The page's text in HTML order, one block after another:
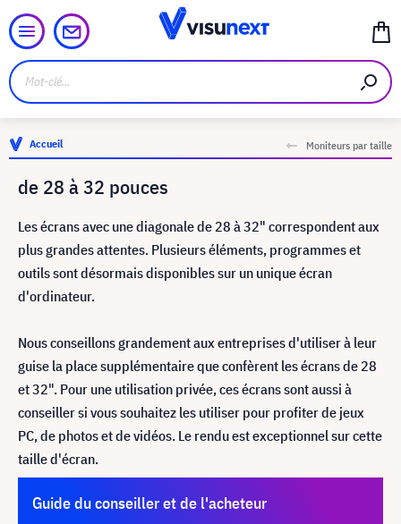
Accueil Moniteurs par taille
de 28 à 32 pouces
Les écrans avec une diagonale de 28 à 32" correspondent aux
plus grandes attentes. Plusieurs éléments, programmes et
outils sont désormais disponibles sur un unique écran
d'ordinateur.
Nous conseillons grandement aux entreprises d'utiliser à leur
guise la place supplémentaire que confèrent les écrans de 28
et 32". Pour une utilisation privée, ces écrans sont aussi à
conseiller si vous souhaitez les utiliser pour profiter de jeux
PC, de photos et de vidéos. Le rendu est exceptionnel sur cette
taille d'écran.
Guide du conseiller et de l'acheteur